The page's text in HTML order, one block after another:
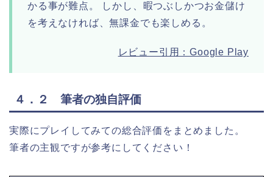
かる事が難点。 しかし、暇つぶしかつお金儲け
を考えなければ、無課金でも楽しめる。
レビュー引用：Google Play
４．２ 筆者の独自評価
実際にプレイしてみての総合評価をまとめました。
筆者の主観ですが参考にしてください！